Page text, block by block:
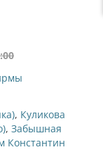
, Куликова
, Забышная
Константин